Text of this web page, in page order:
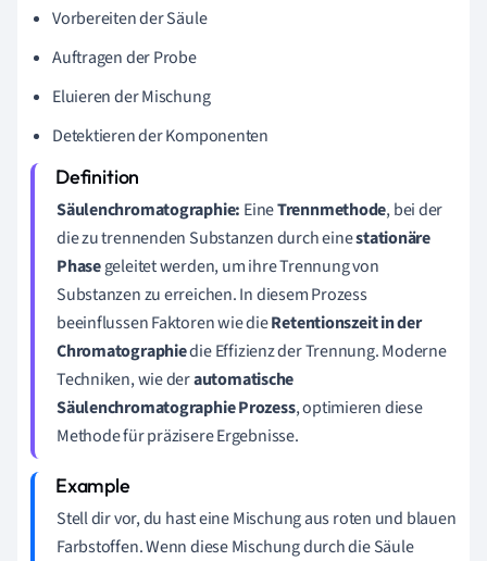
Vorbereiten der Säule
Auftragen der Probe
Eluieren der Mischung
Detektieren der Komponenten
Säulenchromatographie: EineTrennmethode, bei der
die zu trennenden Substanzen durch einestationäre
Phasegeleitet werden, um ihre Trennung von
Substanzen zu erreichen. In diesem Prozess
beeinflussen Faktoren wie dieRetentionszeit in der
Chromatographiedie Effizienz der Trennung. Moderne
Techniken, wie derautomatische
Säulenchromatographie Prozess, optimieren diese
Methode für präzisere Ergebnisse.
Stell dir vor, du hast eine Mischung aus roten und blauen
Farbstoffen. Wenn diese Mischung durch die Säule